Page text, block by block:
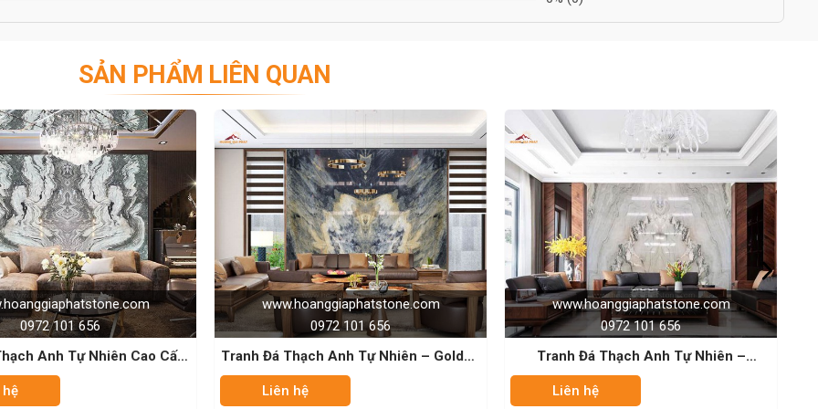
nhất để trang trí nội thất phòng khách hoặc phòng
có bề mặt tương đối giống nhau và kích thước khá
đá đối xứng 2 phía có đường vân giống nhau nên
nhau, và phù hợp cho những không gian rộng rãi, yêu
hàng, khách sạn, trung tâm thương mại, trung tâm
nhìn không thể rời mắt.
đó, khi thi công người ta thường lắp đặt hệ thống
diệu trong nhà.
SẢN PHẨM LIÊN QUAN
www.hoanggiaphatstone.com
0972 101 656
Tranh Đá Thạch Anh Tự Nhiên – Golden
www.hoanggiaphatstone.com
0972 101 656
Tranh Đá Thạch Anh Tự Nhiên –
0972 101 656
Tranh Đá Thạch Anh Tự Nhiên